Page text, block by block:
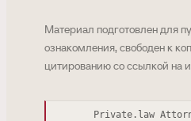
Материал подготовлен для
ознакомления, свободен к
цитированию со ссылкой на
Private.law